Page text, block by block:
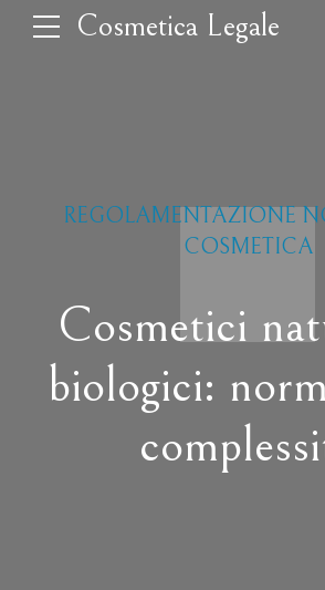
Cosmetica Legale
REGOLAMENTAZIONE
COSMETICA
Cosmetici
biologici: